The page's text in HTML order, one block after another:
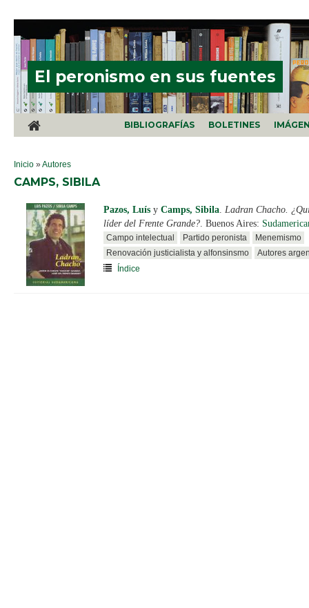
El peronismo en sus fuentes
BIBLIOGRAFÍAS BOLETINES
SE ENCUENTRA USTED AQUÍ
Inicio »Autores
CAMPS, SIBILA
Pazos, Luís y Camps, Sibila. Ladran Chacho.
líder del Frente Grande?. Buenos Aires:
Campo intelectual Partido peronista
Menemismo
Renovación justicialista y alfonsinsmo
Autores
Índice